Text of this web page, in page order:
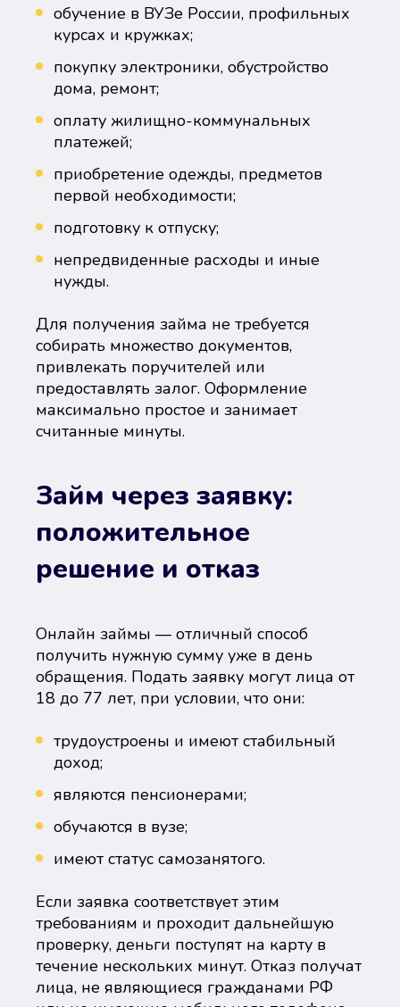
обучение в ВУЗе России, профильных
курсах и кружках;
покупку электроники, обустройство
дома, ремонт;
оплату жилищно-коммунальных
платежей;
приобретение одежды, предметов
первой необходимости;
подготовку к отпуску;
непредвиденные расходы и иные
нужды.
Для получения займа не требуется
собирать множество документов,
привлекать поручителей или
предоставлять залог. Оформление
максимально простое и занимает
считанные минуты.
Займ через заявку:
положительное
решение и отказ
Онлайн займы — отличный способ
получить нужную сумму уже в день
обращения. Подать заявку могут лица от
18 до 77 лет, при условии, что они:
трудоустроены и имеют стабильный
доход;
являются пенсионерами;
обучаются в вузе;
имеют статус самозанятого.
Если заявка соответствует этим
требованиям и проходит дальнейшую
проверку, деньги поступят на карту в
течение нескольких минут. Отказ получат
лица, не являющиеся гражданами РФ